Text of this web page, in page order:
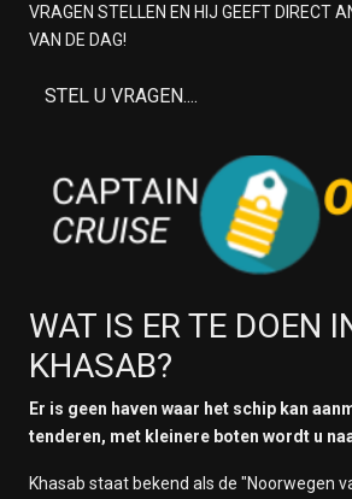
VRAGEN STELLEN EN HIJ GEEFT DIRECT
VAN DE DAG!
STEL U VRAGEN....
WAT IS ER TE DOEN
KHASAB?
Er is geen haven waar het schip kan
tenderen, met kleinere boten wordt u
Khasab staat bekend als de "Noorwegen